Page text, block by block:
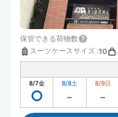
保管できる荷物数
スーツケースサイズ :10
8/7金 8/8土 8/9日